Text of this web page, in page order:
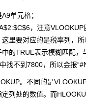
单元格；
，注意VLOOKUP
里要对应的是税率列，所
的TRUE表示模糊匹配
不到7800，所以会报
。不同的是
列处的数值。而